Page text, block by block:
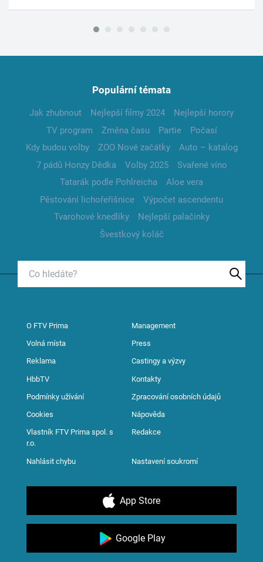
Populární témata
Jak zhubnout Nejlepší filmy 2024
Nejlepší horory
TV program
Změna času Partie
Počasí
Kdy budou volby
ZOO Nové začátky
Auto – katalog
7 pádů Honzy Dědka
Volby 2025
Svařené víno
Tatarák podle Pohlreicha
Aloe vera
Pěstování lichořeřišnice
Výpočet ascendentu
Tvarohové knedlíky
Nejlepší palačinky
Švestkový koláč
O FTV Prima Management
Volná místa Press
Reklama Castingy a výzvy
HbbTV Kontakty
Podmínky užívání Zpracování osobních údajů
Cookies Nápověda
Vlastník FTV Prima spol. s
r.o.
Redakce
Nahlásit chybu Nastavení soukromí
App Store
Google Play